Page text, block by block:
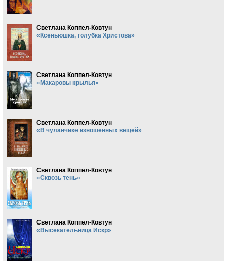
Светлана Коппел-Ковтун
«Ксеньюшка, голубка Христова»
Светлана Коппел-Ковтун
«Макаровы крылья»
Светлана Коппел-Ковтун
«В чуланчике изношенных вещей»
Светлана Коппел-Ковтун
«Сквозь тень»
Светлана Коппел-Ковтун
«Высекательница Искр»